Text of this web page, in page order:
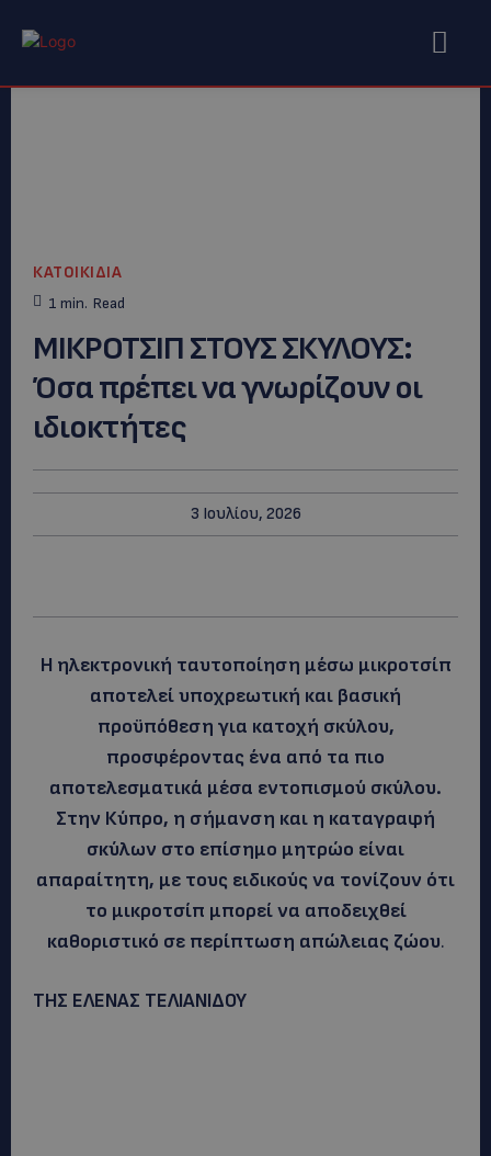
ΚΑΤΟΙΚΙΔΙΑ
1 min. Read
ΜΙΚΡΟΤΣΙΠ ΣΤΟΥΣ ΣΚΥΛΟΥΣ:
Όσα πρέπει να γνωρίζουν οι
ιδιοκτήτες
3 Ιουλίου, 2026
Η ηλεκτρονική ταυτοποίηση μέσω μικροτσίπ
αποτελεί υποχρεωτική και βασική
προϋπόθεση για κατοχή σκύλου,
προσφέροντας ένα από τα πιο
αποτελεσματικά μέσα εντοπισμού σκύλου.
Στην Κύπρο, η σήμανση και η καταγραφή
σκύλων στο επίσημο μητρώο είναι
απαραίτητη, με τους ειδικούς να τονίζουν ότι
το μικροτσίπ μπορεί να αποδειχθεί
καθοριστικό σε περίπτωση απώλειας ζώου.
ΤΗΣ ΕΛΕΝΑΣ ΤΕΛΙΑΝΙΔΟΥ